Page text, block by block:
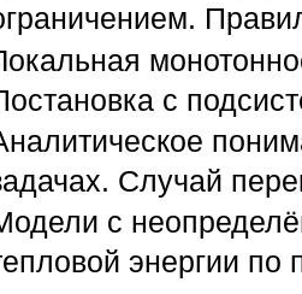
с
Случай
с
энергии по